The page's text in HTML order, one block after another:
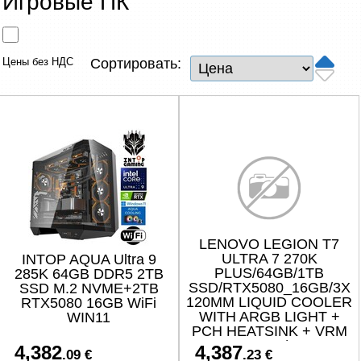
Сетевые товары
ТВ, Фото и электроника
Renewd техника, Outlet
Цены без НДС Сортировать:
INTOP AQUA Ultra 9
285K 64GB DDR5 2TB
SSD M.2 NVME+2TB
RTX5080 16GB WiFi
WIN11
4,382.09 €
LENOVO LEGION T7
ULTRA 7 270K
PLUS/64GB/1TB
SSD/RTX5080_16GB/3X
120MM LIQUID COOLER
WITH ARGB LIGHT +
PCH HEATSINK + VRM
HEATSINK/W11H
4,387.23 €